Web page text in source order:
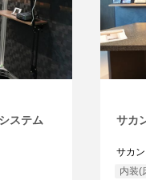
ステム
サカ
サカ
内装(